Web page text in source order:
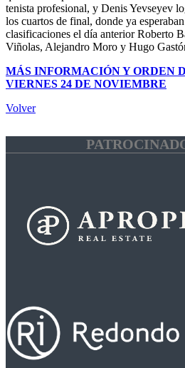
tenista profesional, y Denis Yevseyev
los cuartos de final, donde ya
clasificaciones el día anterior Roberto
Viñolas, Alejandro Moro y Hugo
MÁS INFORMACIÓN Y ORDEN
VIERNES 24 DE NOVIEMBRE
Volver